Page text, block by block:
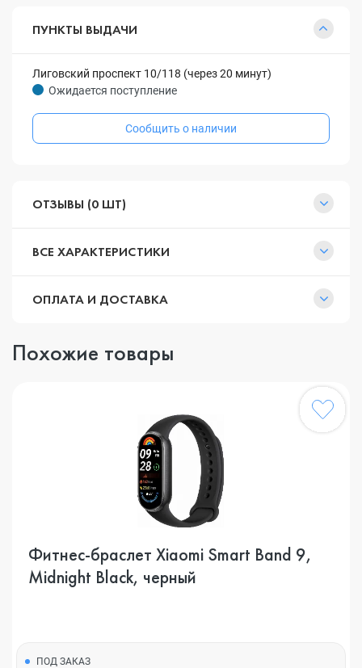
ПУНКТЫ ВЫДАЧИ
Лиговский проспект 10/118 (через 20 минут)
Ожидается поступление
Сообщить о наличии
ОТЗЫВЫ (0 ШТ)
ВСЕ ХАРАКТЕРИСТИКИ
ОПЛАТА И ДОСТАВКА
Похожие товары
Фитнес-браслет Xiaomi Smart Band 9,
Midnight Black, черный
ПОД ЗАКАЗ